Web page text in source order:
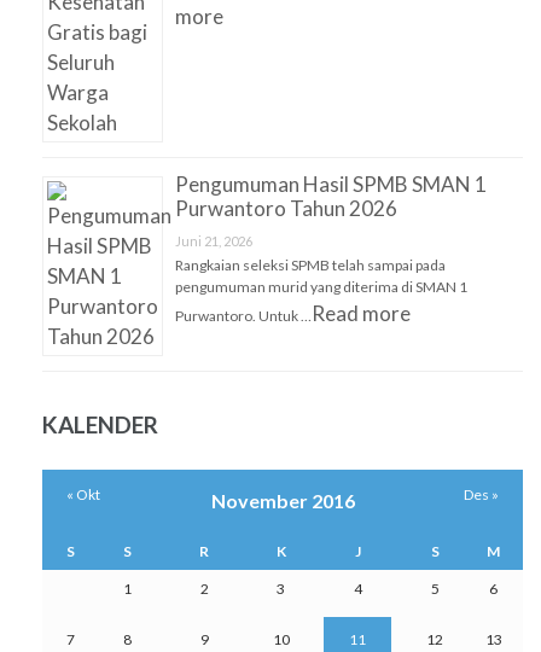
more
Pengumuman Hasil SPMB SMAN 1
Purwantoro Tahun 2026
Juni 21, 2026
Rangkaian seleksi SPMB telah sampai pada
pengumuman murid yang diterima di SMAN 1
Purwantoro. Untuk …
Read more
KALENDER
November 2016
S S R K J S M
1 2 3 4 5 6
7 8 9 10 11 12 13
« Okt Des »